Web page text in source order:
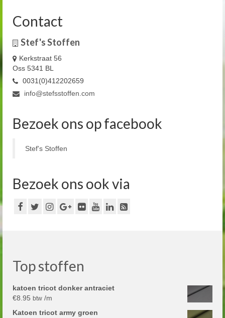
Contact
Stef's Stoffen
Kerkstraat 56
Oss 5341 BL
0031(0)412202659
info@stefsstoffen.com
Bezoek ons op facebook
Stef's Stoffen
Bezoek ons ook via
Top stoffen
katoen tricot donker antraciet
€8.95 btw /m
Katoen tricot army groen